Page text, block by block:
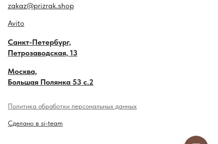
Политика обработки персональных данных
Сделано в si-team
zakaz@prizrak.shop
Москва,
Большая Полянка 53 с.2
Санкт-Петербург,
Петрозаводская, 13
Avito